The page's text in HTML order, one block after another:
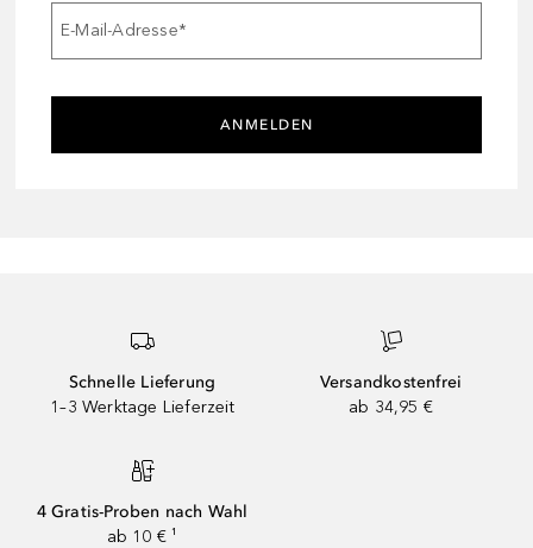
E-Mail-Adresse*
ANMELDEN
Schnelle Lieferung
1–3 Werktage Lieferzeit
Versandkostenfrei
ab 34,95 €
4 Gratis-Proben nach Wahl
ab 10 € ¹